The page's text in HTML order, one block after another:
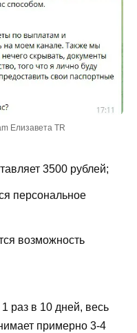
Елизавета TR
3500 рублей;
персональное
возможность
раз в 10 дней, весь
примерно 3-4